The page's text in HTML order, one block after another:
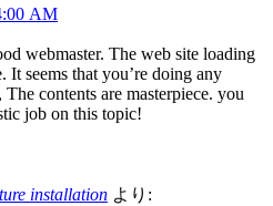
AM
webmaster. The web site loading
It seems that you’re doing any
contents are masterpiece. you
job on this topic!
installation より: